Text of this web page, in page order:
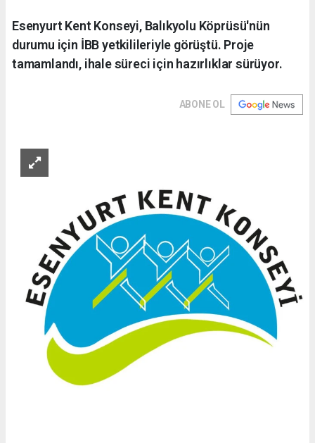
Esenyurt Kent Konseyi, Balıkyolu Köprüsü'nün
durumu için İBB yetkilileriyle görüştü. Proje
tamamlandı, ihale süreci için hazırlıklar sürüyor.
ABONE OL